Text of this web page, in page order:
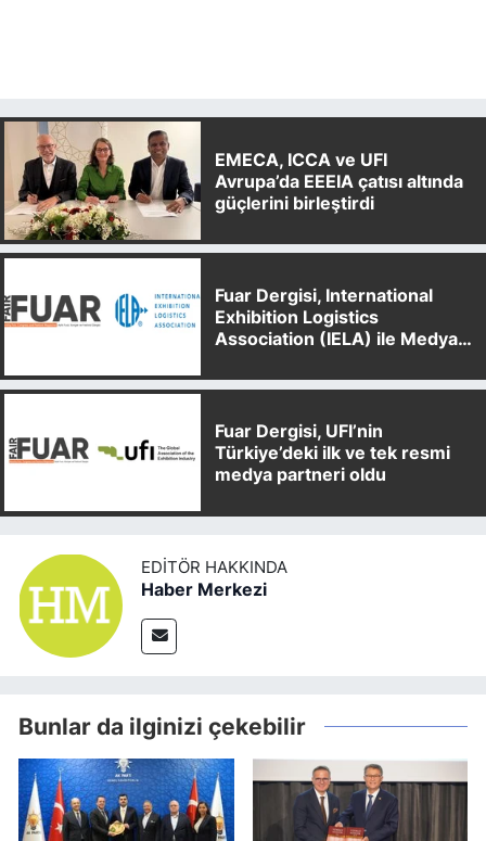
EMECA, ICCA ve UFI
Avrupa’da EEEIA çatısı altında
güçlerini birleştirdi
Fuar Dergisi, International
Exhibition Logistics
Association (IELA) ile Medya
Fuar Dergisi, UFI’nin
Türkiye’deki ilk ve tek resmi
medya partneri oldu
EDITÖR HAKKINDA
Haber Merkezi
Bunlar da ilginizi çekebilir